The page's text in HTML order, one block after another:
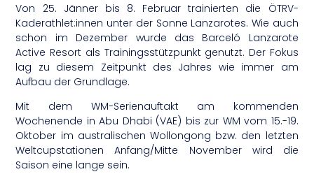
Von 25. Jänner bis 8. Februar trainierten die ÖTRV-
Kaderathlet:innen unter der Sonne Lanzarotes. Wie auch
schon im Dezember wurde das Barceló Lanzarote
Active Resort als Trainingsstützpunkt genutzt. Der Fokus
lag zu diesem Zeitpunkt des Jahres wie immer am
Aufbau der Grundlage.
Mit dem WM-Serienauftakt am kommenden
Wochenende in Abu Dhabi (VAE) bis zur WM vom 15.-19.
Oktober im australischen Wollongong bzw. den letzten
Weltcupstationen Anfang/Mitte November wird die
Saison eine lange sein.